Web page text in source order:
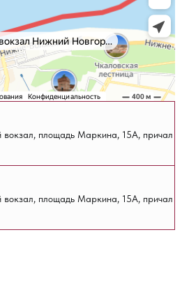
вокзал, площадь Маркина, 15А, причал
вокзал, площадь Маркина, 15А, причал